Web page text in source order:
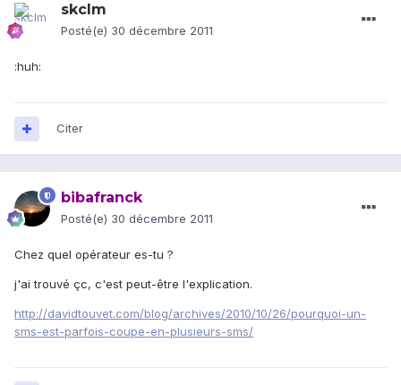
skclm
Posté(e) 30 décembre 2011
:huh:
Citer
bibafranck
Posté(e) 30 décembre 2011
Chez quel opérateur es-tu ?
j'ai trouvé çc, c'est peut-être l'explication.
http://davidtouvet.com/blog/archives/2010/10/26/pourquoi-un-
sms-est-parfois-coupe-en-plusieurs-sms/